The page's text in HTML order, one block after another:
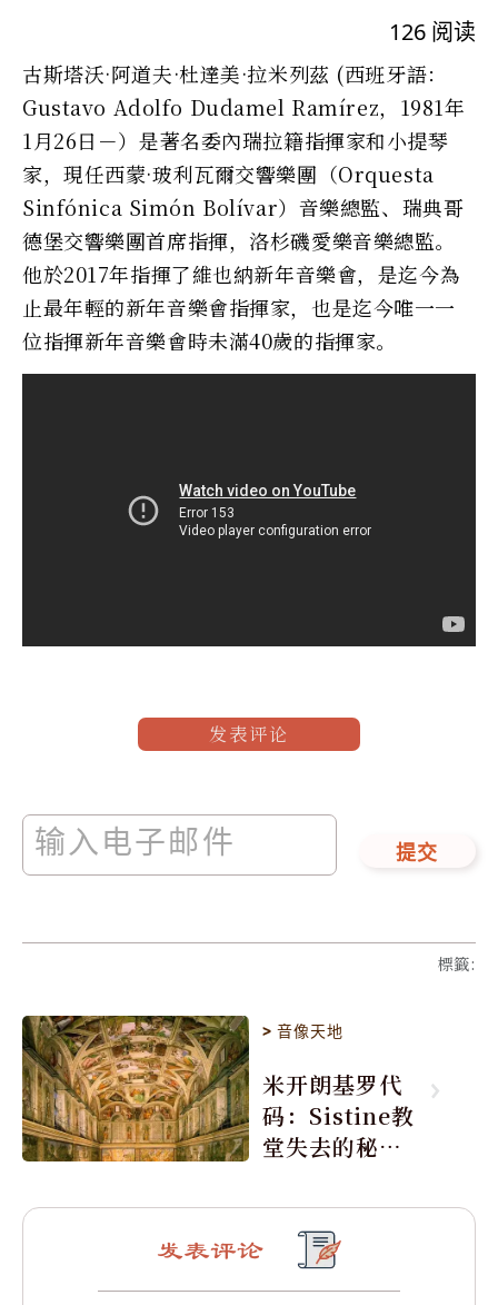
126 阅读
古斯塔沃·阿道夫·杜達美·拉米列茲 (西班牙語：
Gustavo Adolfo Dudamel Ramírez，1981年
1月26日－）是著名委內瑞拉籍指揮家和小提琴
家，現任西蒙·玻利瓦爾交響樂團（Orquesta
Sinfónica Simón Bolívar）音樂總監、瑞典哥
德堡交響樂團首席指揮，洛杉磯愛樂音樂總監。
他於2017年指揮了維也納新年音樂會，是迄今為
止最年輕的新年音樂會指揮家，也是迄今唯一一
位指揮新年音樂會時未滿40歲的指揮家。
发表评论
提交
標籤:
>音像天地
米开朗基罗代
码：Sistine教
堂失去的秘密
发表评论